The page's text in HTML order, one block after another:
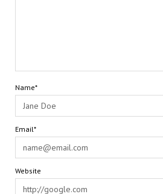
Name*
Email*
Website